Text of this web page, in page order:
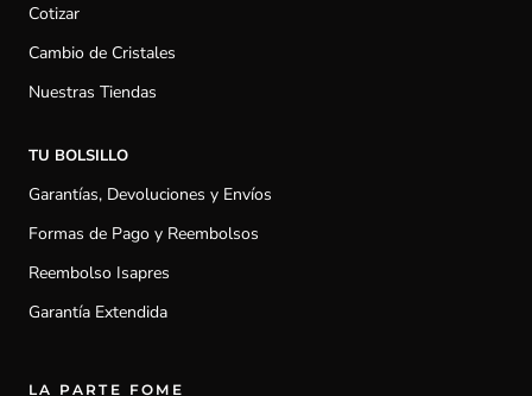
Cotizar
Cambio de Cristales
Nuestras Tiendas
TU BOLSILLO
Garantías, Devoluciones y Envíos
Formas de Pago y Reembolsos
Reembolso Isapres
Garantía Extendida
LA PARTE FOME